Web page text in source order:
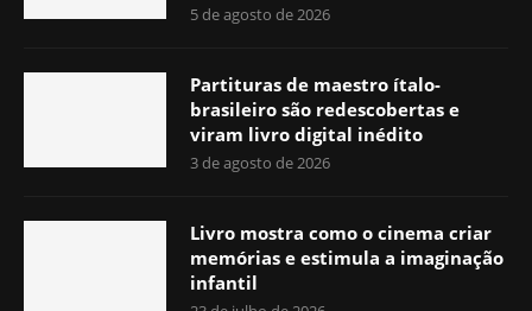
5 de agosto de 2026
Partituras de maestro ítalo-
brasileiro são redescobertas e
viram livro digital inédito
3 de agosto de 2026
Livro mostra como o cinema criar
memórias e estimula a imaginação
infantil